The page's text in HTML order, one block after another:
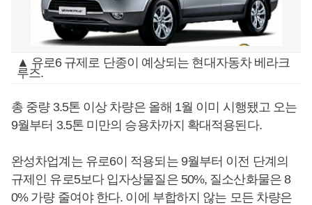
▲ 유로6 규제로 단종이 예상되는 현대자동차 베라크
루즈.
총 중량 3.5톤 이상 차량은 올해 1월 이미 시행됐고 오는
9월부터 3.5톤 미만의 승용차까지 확대적용된다.
완성차업계는 유로6이 적용되는 9월부터 이전 단계의
규제인 유로5보다 입자상물질은 50%, 질소산화물은 8
0% 가량 줄여야 한다. 이에 부합하지 않는 모든 차량은